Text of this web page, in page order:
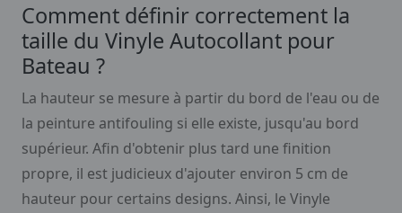
Comment définir correctement la
taille du Vinyle Autocollant pour
Bateau ?
La hauteur se mesure à partir du bord de l'eau ou de
la peinture antifouling si elle existe, jusqu'au bord
supérieur. Afin d'obtenir plus tard une finition
propre, il est judicieux d'ajouter environ 5 cm de
hauteur pour certains designs. Ainsi, le Vinyle